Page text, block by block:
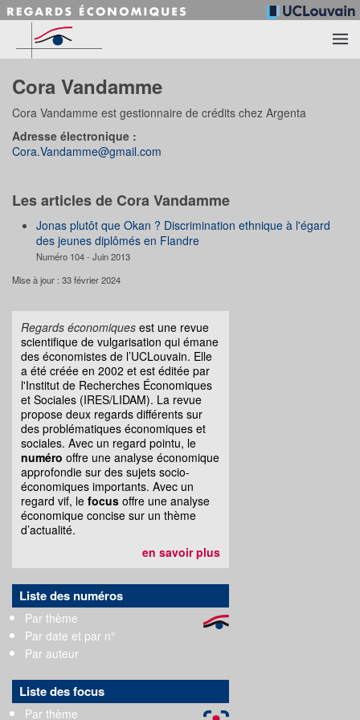
Accéder au contenu principal
Cora Vandamme
Cora Vandamme est gestionnaire de crédits chez Argenta
Adresse électronique :
Cora.Vandamme@gmail.com
Les articles de Cora Vandamme
Jonas plutôt que Okan ? Discrimination ethnique à l'égard
des jeunes diplômés en Flandre
Numéro 104 - Juin 2013
Mise à jour : 33 février 2024
Regards économiques est une revue
scientifique de vulgarisation qui émane
des économistes de l’UCLouvain. Elle
a été créée en 2002 et est éditée par
l'Institut de Recherches Économiques
et Sociales (IRES/LIDAM). La revue
propose deux regards différents sur
des problématiques économiques et
sociales. Avec un regard pointu, le
numéro offre une analyse économique
approfondie sur des sujets socio-
économiques importants. Avec un
regard vif, le focus offre une analyse
économique concise sur un thème
d’actualité.
en savoir plus
Liste des numéros
Par thème
Par date et par n°
Par auteur
Liste des focus
Par thème